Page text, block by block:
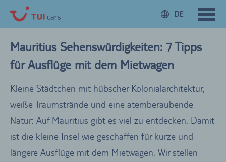
DE
Mauritius Sehenswürdigkeiten: 7 Tipps
für Ausflüge mit dem Mietwagen
Kleine Städtchen mit hübscher Kolonialarchitektur,
weiße Traumstrände und eine atemberaubende
Natur: Auf Mauritius gibt es viel zu entdecken. Damit
ist die kleine Insel wie geschaffen für kurze und
längere Ausflüge mit dem Mietwagen. Wir stellen